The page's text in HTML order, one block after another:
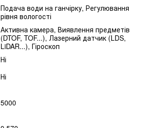
Подача води на ганчірку, Регулювання
рівня вологості
Активна камера, Виявлення предметів
(DTOF, TOF...), Лазерний датчик (LDS,
LiDAR...), Гіроскоп
Ні
Ні
5000